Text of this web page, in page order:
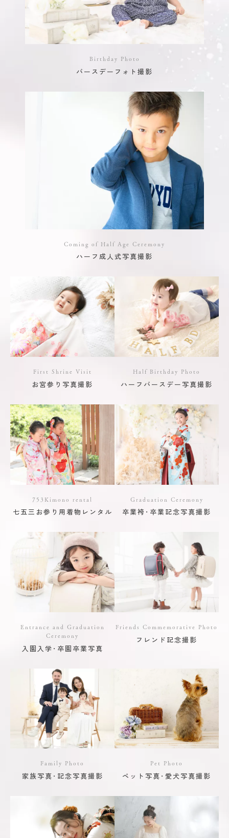
Birthday Photo
バースデーフォト撮影
Coming of Half Age Ceremony
ハーフ成人式写真撮影
First Shrine Visit
お宮参り写真撮影
Half Birthday Photo
ハーフバースデー写真撮影
753Kimono rental
七五三お参り用着物レンタル
Graduation Ceremony
卒業袴･卒業記念写真撮影
Entrance and Graduation
Ceremony
入園入学･卒園卒業写真
Friends Commemorative Photo
フレンド記念撮影
Family Photo
家族写真･記念写真撮影
Pet Photo
ペット写真･愛犬写真撮影